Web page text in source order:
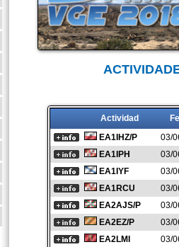
Actividad
EA1IHZ/P
03/
EA1IPH
03/
EA1IYF
03/
EA1RCU
03/
EA2AJS/P
03/
EA2EZ/P
03/
EA2LMI
03/